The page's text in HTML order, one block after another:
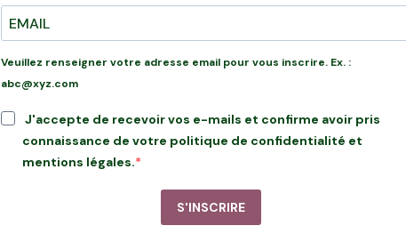
Veuillez renseigner votre adresse email pour vous inscrire. Ex. :
abc@xyz.com
J'accepte de recevoir vos e-mails et confirme avoir pris
connaissance de votre politique de confidentialité et
mentions légales.
S'INSCRIRE